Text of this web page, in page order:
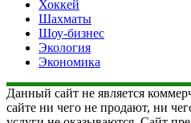
Хоккей
Шахматы
Шоу-бизнес
Экология
Экономика
Данный сайт не является
сайте ни чего не продают, ни